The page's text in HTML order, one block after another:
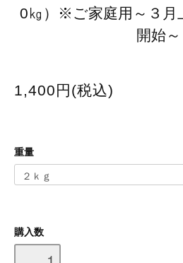
0㎏）※ご家庭用～３月
開始～
1,400円(税込)
重量
購入数